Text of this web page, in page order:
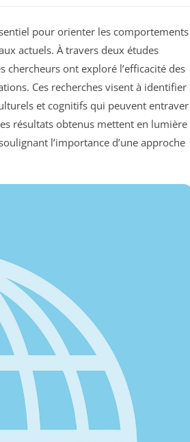
pour orienter les comportements
actuels. À travers deux études
chercheurs ont exploré l’efficacité des
Ces recherches visent à identifier
et cognitifs qui peuvent entraver
résultats obtenus mettent en lumière
l’importance d’une approche